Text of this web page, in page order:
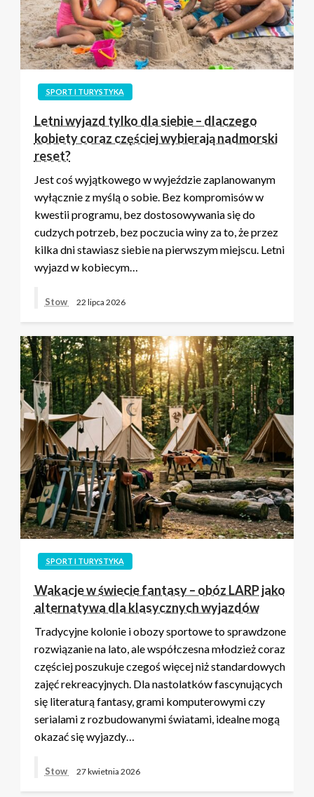
SPORT I TURYSTYKA
Letni wyjazd tylko dla siebie – dlaczego
kobiety coraz częściej wybierają nadmorski
reset?
Jest coś wyjątkowego w wyjeździe zaplanowanym
wyłącznie z myślą o sobie. Bez kompromisów w
kwestii programu, bez dostosowywania się do
cudzych potrzeb, bez poczucia winy za to, że przez
kilka dni stawiasz siebie na pierwszym miejscu. Letni
wyjazd w kobiecym…
Stow 22 lipca 2026
SPORT I TURYSTYKA
Wakacje w świecie fantasy – obóz LARP jako
alternatywa dla klasycznych wyjazdów
Tradycyjne kolonie i obozy sportowe to sprawdzone
rozwiązanie na lato, ale współczesna młodzież coraz
częściej poszukuje czegoś więcej niż standardowych
zajęć rekreacyjnych. Dla nastolatków fascynujących
się literaturą fantasy, grami komputerowymi czy
serialami z rozbudowanymi światami, idealne mogą
okazać się wyjazdy…
Stow 27 kwietnia 2026